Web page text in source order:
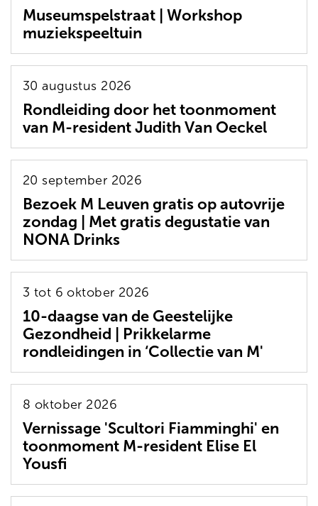
Museumspelstraat | Workshop
muziekspeeltuin
30 augustus 2026
Rondleiding door het toonmoment
van M-resident Judith Van Oeckel
20 september 2026
Bezoek M Leuven gratis op autovrije
zondag | Met gratis degustatie van
NONA Drinks
3 tot 6 oktober 2026
10-daagse van de Geestelijke
Gezondheid | Prikkelarme
rondleidingen in ‘Collectie van M'
8 oktober 2026
Vernissage 'Scultori Fiamminghi' en
toonmoment M-resident Elise El
Yousfi